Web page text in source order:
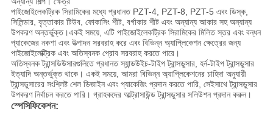
পাইজোইলেকট্রিক সিরামিকের মধ্যে প্রধানত PZT-4, PZT-8, PZT-5 এবং ডিস্ক,
সিলিন্ডার, বৃত্তাকার টিউব, ফোকাসিং শীট, বর্গাকার শীট এবং অন্যান্য আকার সহ অন্যান্য
উপকরণ অন্তর্ভুক্ত।একই সময়ে, এটি পাইজোইলেকট্রিক সিরামিকের মিলিত স্তর এবং বন্ধন
প্যাকেজের নকশা এবং উত্পাদন সরবরাহ করে এবং বিভিন্ন অ্যাপ্লিকেশন ক্ষেত্রের জন্য
পাইজোইলেক্ট্রিক এবং অতিস্বনক প্রোব সরবরাহ করতে পারে।
অতিস্বনক ট্রান্সডিউসারগুলিতে প্রধানত স্যান্ডউইচ-টাইপ ট্রান্সডুসার, হর্ন-টাইপ ট্রান্সডুসার
ইত্যাদি অন্তর্ভুক্ত থাকে। একই সময়ে, আমরা বিভিন্ন অ্যাপ্লিকেশনের চাহিদা অনুযায়ী
ট্রান্সডুসারের সংশ্লিষ্ট শেল ডিজাইন এবং প্যাকেজিং প্রদান করতে পারি, সেইসাথে ট্রান্সডুসার
উপকরণ নির্বাচন করতে পারি। গ্রাহকদের আল্ট্রাসাউন্ড ট্রান্সডুসার সলিউশন প্রদান করুন।
স্পেসিফিকেশন: